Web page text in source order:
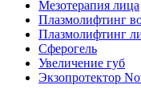
Мезотерапия лица
Плазмолифтинг
Плазмолифтинг
Сферогель
Увеличение губ
Экзопротектор